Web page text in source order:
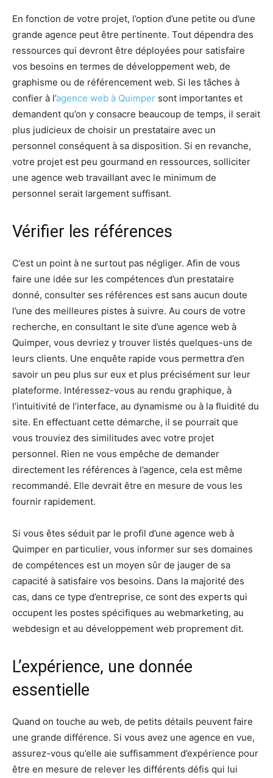
En fonction de votre projet, l’option d’une petite ou d’une
grande agence peut être pertinente. Tout dépendra des
ressources qui devront être déployées pour satisfaire
vos besoins en termes de développement web, de
graphisme ou de référencement web. Si les tâches à
confier à l’agence web à Quimper sont importantes et
demandent qu’on y consacre beaucoup de temps, il serait
plus judicieux de choisir un prestataire avec un
personnel conséquent à sa disposition. Si en revanche,
votre projet est peu gourmand en ressources, solliciter
une agence web travaillant avec le minimum de
personnel serait largement suffisant.
Vérifier les références
C’est un point à ne surtout pas négliger. Afin de vous
faire une idée sur les compétences d’un prestataire
donné, consulter ses références est sans aucun doute
l’une des meilleures pistes à suivre. Au cours de votre
recherche, en consultant le site d’une agence web à
Quimper, vous devriez y trouver listés quelques-uns de
leurs clients. Une enquête rapide vous permettra d’en
savoir un peu plus sur eux et plus précisément sur leur
plateforme. Intéressez-vous au rendu graphique, à
l’intuitivité de l’interface, au dynamisme ou à la fluidité du
site. En effectuant cette démarche, il se pourrait que
vous trouviez des similitudes avec votre projet
personnel. Rien ne vous empêche de demander
directement les références à l’agence, cela est même
recommandé. Elle devrait être en mesure de vous les
fournir rapidement.
Si vous êtes séduit par le profil d’une agence web à
Quimper en particulier, vous informer sur ses domaines
de compétences est un moyen sûr de jauger de sa
capacité à satisfaire vos besoins. Dans la majorité des
cas, dans ce type d’entreprise, ce sont des experts qui
occupent les postes spécifiques au webmarketing, au
webdesign et au développement web proprement dit.
L’expérience, une donnée
essentielle
Quand on touche au web, de petits détails peuvent faire
une grande différence. Si vous avez une agence en vue,
assurez-vous qu’elle aie suffisamment d’expérience pour
être en mesure de relever les différents défis qui lui